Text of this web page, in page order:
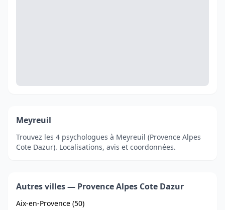
Meyreuil
Trouvez les 4 psychologues à Meyreuil (Provence Alpes
Cote Dazur). Localisations, avis et coordonnées.
Autres villes — Provence Alpes Cote Dazur
Aix-en-Provence (50)